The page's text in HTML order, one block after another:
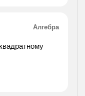
Алгебра